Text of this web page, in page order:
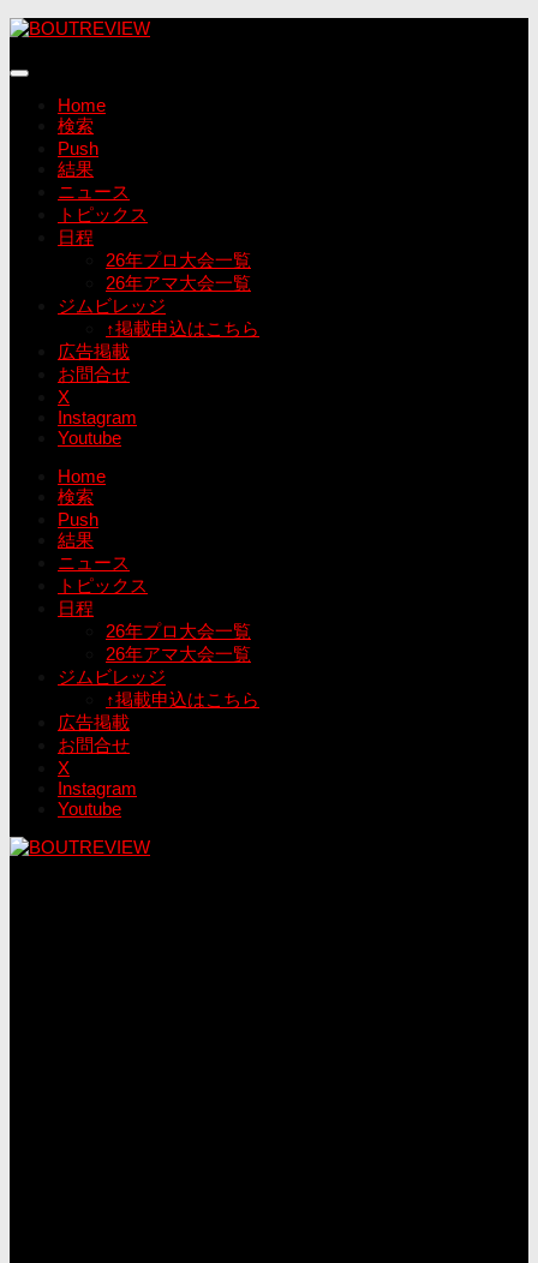
コ
テ
Home
検索
Push
結果
ニュース
トピックス
日程
26年プロ大会一覧
26年アマ大会一覧
ジムビレッジ
↑掲載申込はこちら
広告掲載
お問合せ
X
Instagram
Youtube
Home
検索
Push
結果
ニュース
トピックス
日程
26年プロ大会一覧
26年アマ大会一覧
ジムビレッジ
↑掲載申込はこちら
広告掲載
お問合せ
X
Instagram
Youtube